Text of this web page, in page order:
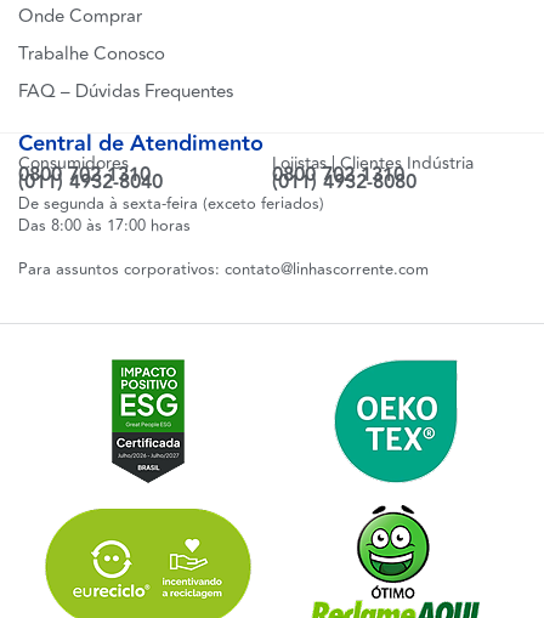
Onde Comprar
Trabalhe Conosco
FAQ – Dúvidas Frequentes
Central de Atendimento
Consumidores
0800 702 1310
(011) 4932-8040
Lojistas | Clientes Indústria
0800 702 1310
(011) 4932-8080
De segunda à sexta-feira (exceto feriados)
Das 8:00 às 17:00 horas
Para assuntos corporativos: contato@linhascorrente.com